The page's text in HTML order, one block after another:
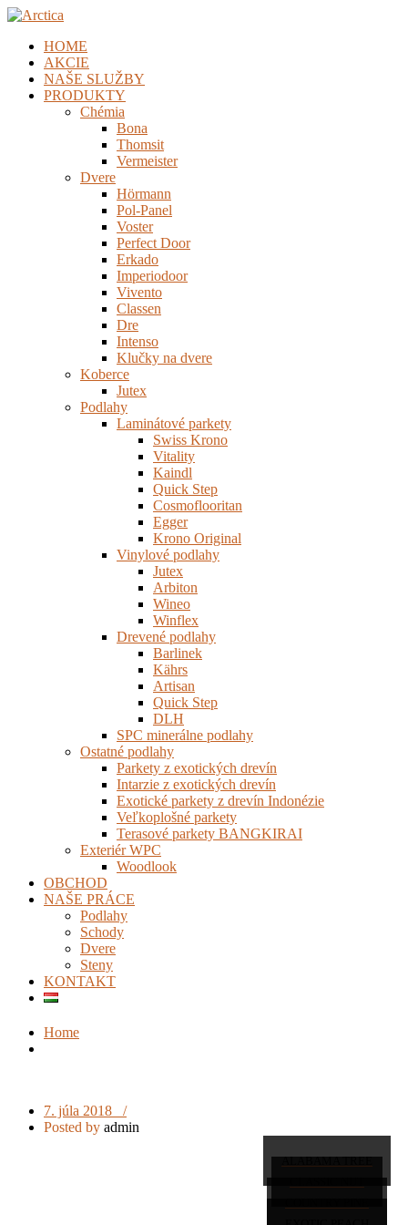
HOME
AKCIE
NAŠE SLUŽBY
PRODUKTY
Chémia
Bona
Thomsit
Vermeister
Dvere
Hörmann
Pol-Panel
Voster
Perfect Door
Erkado
Imperiodoor
Vivento
Classen
Dre
Intenso
Klučky na dvere
Koberce
Jutex
Podlahy
Laminátové parkety
Swiss Krono
Vitality
Kaindl
Quick Step
Cosmoflooritan
Egger
Krono Original
Vinylové podlahy
Jutex
Arbiton
Wineo
Winflex
Drevené podlahy
Barlinek
Kährs
Artisan
Quick Step
DLH
SPC minerálne podlahy
Ostatné podlahy
Parkety z exotických drevín
Intarzie z exotických drevín
Exotické parkety z drevín Indonézie
Veľkoplošné parkety
Terasové parkety BANGKIRAI
Exteriér WPC
Woodlook
OBCHOD
NAŠE PRÁCE
Podlahy
Schody
Dvere
Steny
KONTAKT
Home
7. júla 2018 /
Posted by admin
ALABAMA TREE